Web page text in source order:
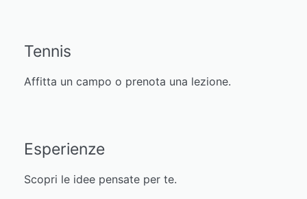
Tennis
Affitta un campo o prenota una lezione.
Esperienze
Scopri le idee pensate per te.